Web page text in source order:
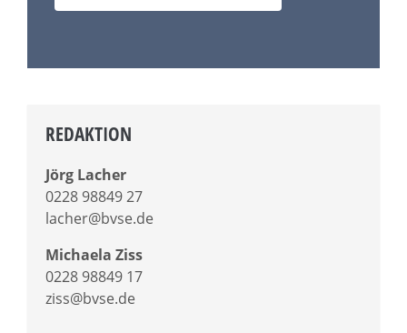
REDAKTION
Jörg Lacher
0228 98849 27
lacher@bvse.de
Michaela Ziss
0228 98849 17
ziss@bvse.de